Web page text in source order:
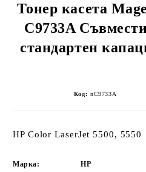
Тонер касета
C9733A
стандартен
Код: nC9733A
HP Color LaserJet 5500, 5550
Марка:
HP